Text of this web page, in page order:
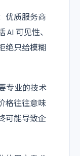
质服务商
可见性、
绝只给模糊
专业的技术
格往往意味
可能导致企